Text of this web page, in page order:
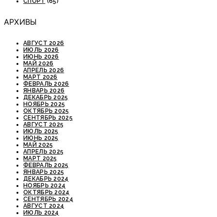
АРХИВЫ
АВГУСТ 2026
ИЮЛЬ 2026
ИЮНЬ 2026
МАЙ 2026
АПРЕЛЬ 2026
МАРТ 2026
ФЕВРАЛЬ 2026
ЯНВАРЬ 2026
ДЕКАБРЬ 2025
НОЯБРЬ 2025
ОКТЯБРЬ 2025
СЕНТЯБРЬ 2025
АВГУСТ 2025
ИЮЛЬ 2025
ИЮНЬ 2025
МАЙ 2025
АПРЕЛЬ 2025
МАРТ 2025
ФЕВРАЛЬ 2025
ЯНВАРЬ 2025
ДЕКАБРЬ 2024
НОЯБРЬ 2024
ОКТЯБРЬ 2024
СЕНТЯБРЬ 2024
АВГУСТ 2024
ИЮЛЬ 2024